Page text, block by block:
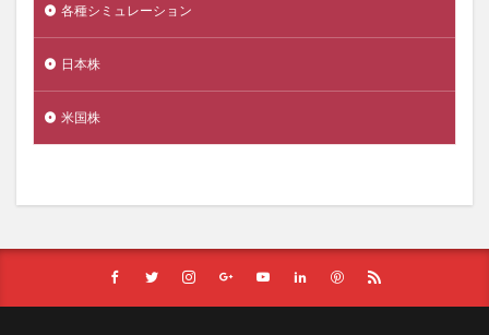
各種シミュレーション
日本株
米国株